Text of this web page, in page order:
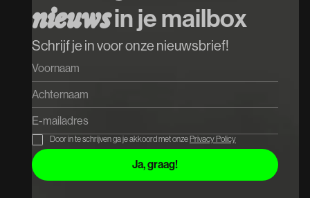
nieuwsin je mailbox
Schrijf je in voor onze nieuwsbrief!
Door in te schrijven ga je akkoord met onze Privacy Policy